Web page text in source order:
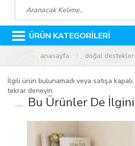
ÜRÜN KATEGORİLERİ
anasayfa doğal destekler
İlgili ürün bulunamadı veya satışa
tekrar deneyin.
Bu Ürünler De